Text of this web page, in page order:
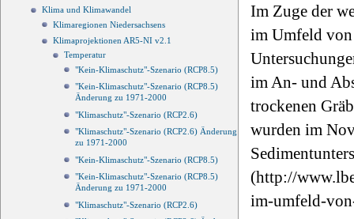
Klima und Klimawandel
Klimaregionen Niedersachsens
Klimaprojektionen AR5-NI v2.1
Temperatur
"Kein-Klimaschutz"-Szenario (RCP8.5)
"Kein-Klimaschutz"-Szenario (RCP8.5)
Änderung zu 1971-2000
"Klimaschutz"-Szenario (RCP2.6)
"Klimaschutz"-Szenario (RCP2.6) Änderung
zu 1971-2000
"Kein-Klimaschutz"-Szenario (RCP8.5)
"Kein-Klimaschutz"-Szenario (RCP8.5)
Änderung zu 1971-2000
"Klimaschutz"-Szenario (RCP2.6)
Im Zuge der
im Umfeld von
im An- und
trockenen
wurden im
(http://
im-umfeld-